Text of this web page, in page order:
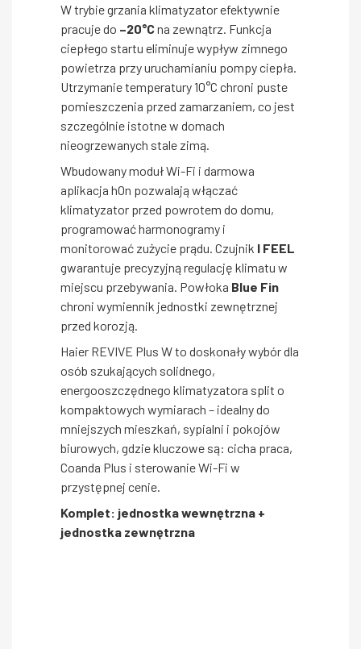
W trybie grzania klimatyzator efektywnie
pracuje do –20°Cna zewnątrz. Funkcja
ciepłego startu eliminuje wypływ zimnego
powietrza przy uruchamianiu pompy ciepła.
Utrzymanie temperatury 10°C chroni puste
pomieszczenia przed zamarzaniem, co jest
szczególnie istotne w domach
nieogrzewanych stale zimą.
Wbudowany moduł Wi-Fi i darmowa
aplikacja hOn pozwalają włączać
klimatyzator przed powrotem do domu,
programować harmonogramy i
monitorować zużycie prądu. Czujnik I FEEL
gwarantuje precyzyjną regulację klimatu w
miejscu przebywania. Powłoka Blue Fin
chroni wymiennik jednostki zewnętrznej
przed korozją.
Haier REVIVE Plus W to doskonały wybór dla
osób szukających solidnego,
energooszczędnego klimatyzatora split o
kompaktowych wymiarach – idealny do
mniejszych mieszkań, sypialni i pokojów
biurowych, gdzie kluczowe są: cicha praca,
Coanda Plus i sterowanie Wi-Fi w
przystępnej cenie.
Komplet: jednostka wewnętrzna +
jednostka zewnętrzna